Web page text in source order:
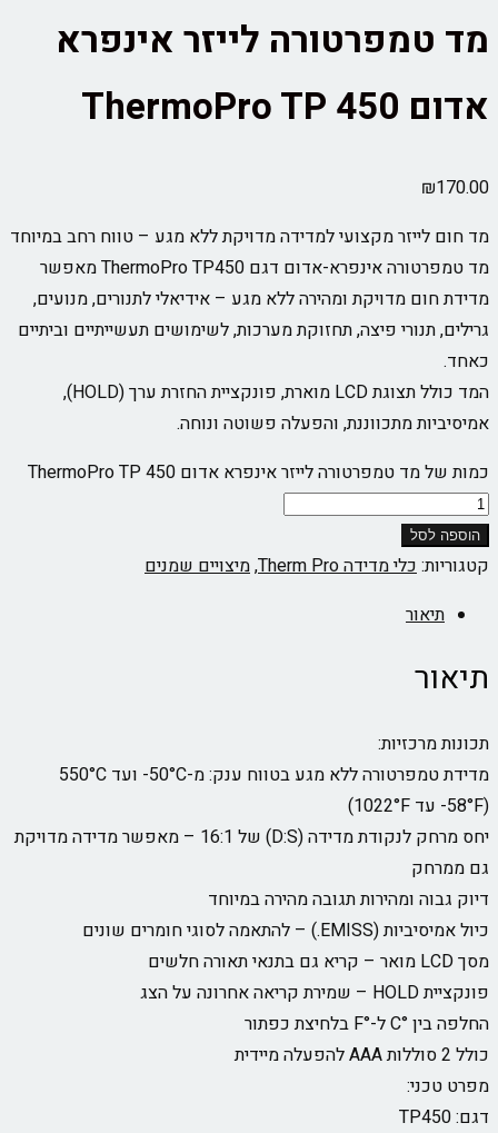
מד טמפרטורה לייזר אינפרא
אדום ThermoPro TP 450
₪170.00
מד חום לייזר מקצועי למדידה מדויקת ללא מגע – טווח רחב במיוחד
מד טמפרטורה אינפרא-אדום דגם ThermoPro TP450 מאפשר
מדידת חום מדויקת ומהירה ללא מגע – אידיאלי לתנורים, מנועים,
גרילים, תנורי פיצה, תחזוקת מערכות, לשימושים תעשייתיים וביתיים
כאחד.
המד כולל תצוגת LCD מוארת, פונקציית החזרת ערך (HOLD),
אמיסיביות מתכווננת, והפעלה פשוטה ונוחה.
כמות של מד טמפרטורה לייזר אינפרא אדום ThermoPro TP 450
הוספה לסל
קטגוריות: כלי מדידה Therm Pro ,מיצויים שמנים
תיאור
תיאור
תכונות מרכזיות:
מדידת טמפרטורה ללא מגע בטווח ענק: מ-‎-50°C ועד 550°C
(‎-58°F עד 1022°F)
יחס מרחק לנקודת מדידה (D:S) של 16:1 – מאפשר מדידה מדויקת
גם ממרחק
דיוק גבוה ומהירות תגובה מהירה במיוחד
כיול אמיסיביות (EMISS.) – להתאמה לסוגי חומרים שונים
מסך LCD מואר – קריא גם בתנאי תאורה חלשים
פונקציית HOLD – שמירת קריאה אחרונה על הצג
החלפה בין °C ל-°F בלחיצת כפתור
כולל 2 סוללות AAA להפעלה מיידית
מפרט טכני:
דגם: TP450